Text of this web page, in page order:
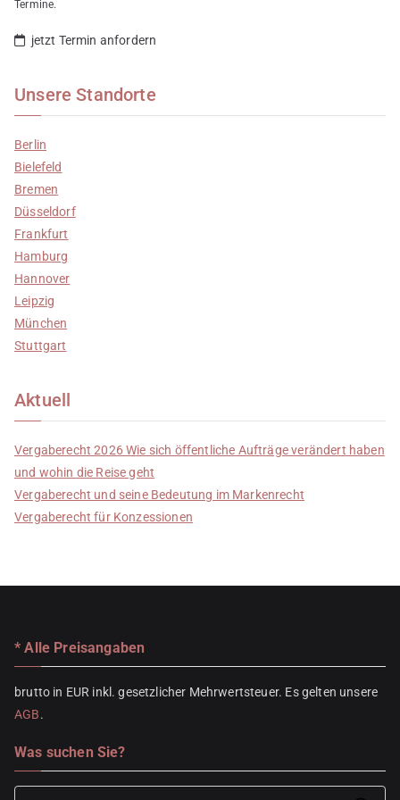
Termine.
jetzt Termin anfordern
Unsere Standorte
Berlin
Bielefeld
Bremen
Düsseldorf
Frankfurt
Hamburg
Hannover
Leipzig
München
Stuttgart
Aktuell
Vergaberecht 2026 Wie sich öffentliche Aufträge verändert haben
und wohin die Reise geht
Vergaberecht und seine Bedeutung im Markenrecht
Vergaberecht für Konzessionen
* Alle Preisangaben
brutto in EUR inkl. gesetzlicher Mehrwertsteuer. Es gelten unsere
AGB.
Was suchen Sie?